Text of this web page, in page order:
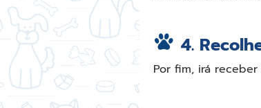
4.
Por fim, irá